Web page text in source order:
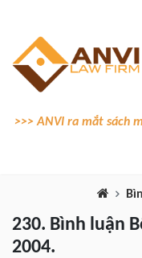
>>> ANVI ra mắt sách
230. Bình luận
2004.